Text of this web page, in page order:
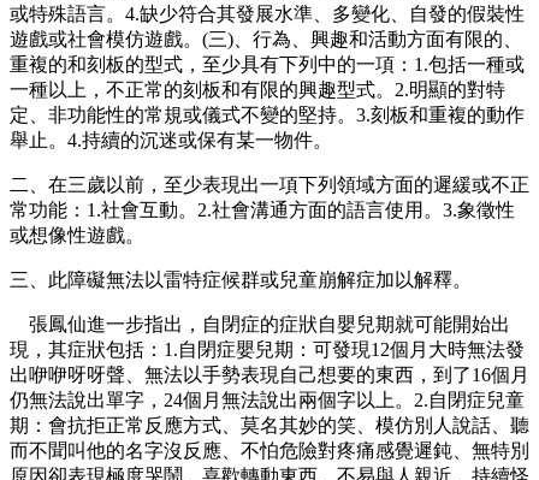
或特殊語言。4.缺少符合其發展水準、多變化、自發的假裝性
遊戲或社會模仿遊戲。(三)、行為、興趣和活動方面有限的、
重複的和刻板的型式，至少具有下列中的一項：1.包括一種或
一種以上，不正常的刻板和有限的興趣型式。2.明顯的對特
定、非功能性的常規或儀式不變的堅持。3.刻板和重複的動作
舉止。4.持續的沉迷或保有某一物件。
二、在三歲以前，至少表現出一項下列領域方面的遲緩或不正
常功能：1.社會互動。2.社會溝通方面的語言使用。3.象徵性
或想像性遊戲。
三、此障礙無法以雷特症候群或兒童崩解症加以解釋。
張鳳仙進一步指出，自閉症的症狀自嬰兒期就可能開始出
現，其症狀包括：1.自閉症嬰兒期：可發現12個月大時無法發
出咿咿呀呀聲、無法以手勢表現自己想要的東西，到了16個月
仍無法說出單字，24個月無法說出兩個字以上。2.自閉症兒童
期：會抗拒正常反應方式、莫名其妙的笑、模仿別人說話、聽
而不聞叫他的名字沒反應、不怕危險對疼痛感覺遲鈍、無特別
原因卻表現極度哭鬧、喜歡轉動東西、不易與人親近、持續怪